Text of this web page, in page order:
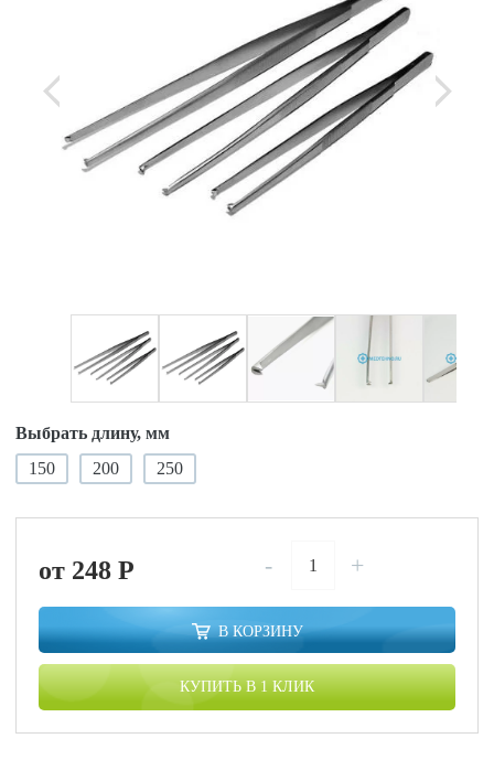
Выбрать длину, мм
150
200 250
от 248P - +
В КОРЗИНУ
КУПИТЬ В 1 КЛИК